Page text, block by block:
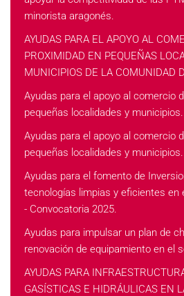
minorista aragonés.
AYUDAS PARA EL APOYO AL
PROXIMIDAD EN PEQUEÑAS
MUNICIPIOS DE LA COMUNIDAD
Ayudas para el apoyo al comercio
pequeñas localidades y municipios.
Ayudas para el apoyo al comercio
pequeñas localidades y municipios.
Ayudas para el fomento de
tecnologías limpias y eficientes en
- Convocatoria 2025.
Ayudas para impulsar un plan de
renovación de equipamiento en el
AYUDAS PARA
GASÍSTICAS E HIDRÁULICAS EN